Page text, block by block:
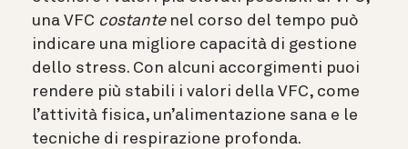
una VFC costantenel corso del tempo può
indicare una migliore capacità di gestione
dello stress. Con alcuni accorgimenti puoi
rendere più stabili i valori della VFC, come
l’attività fisica, un’alimentazione sana e le
tecniche di respirazione profonda.